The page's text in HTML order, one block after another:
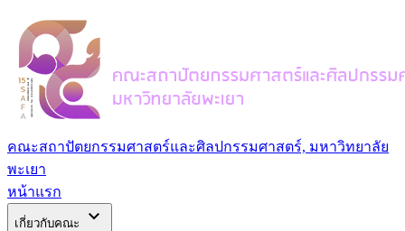
คณะสถาปัตยกรรมศาสตร์และศิลปกรรมศาสตร์, มหาวิทยาลัย
พะเยา
หน้าแรก
เกี่ยวกับคณะ
expand_more